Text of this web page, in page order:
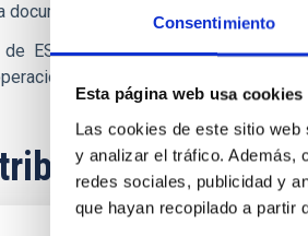
Consentimiento
Esta página web usa cookies
Las cookies de este sitio
y analizar el tráfico. Además,
redes sociales, publicidad y
que hayan recopilado a partir
documentación está actualizada
de EST las actividades
y desmantelamiento final de